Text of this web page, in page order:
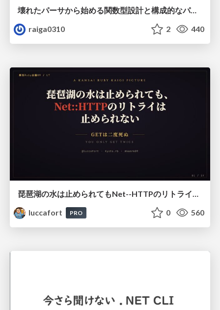
壊れたパーサから始める関数型設計と構成的なパーサ #fp_matsuri
raiga0310
2 440
luccafort
PRO 0 560